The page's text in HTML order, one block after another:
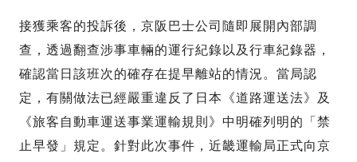
接獲乘客的投訴後，京阪巴士公司隨即展開內部調
查，透過翻查涉事車輛的運行紀錄以及行車紀錄器，
確認當日該班次的確存在提早離站的情況。當局認
定，有關做法已經嚴重違反了日本《道路運送法》及
《旅客自動車運送事業運輸規則》中明確列明的「禁
止早發」規定。針對此次事件，近畿運輸局正式向京